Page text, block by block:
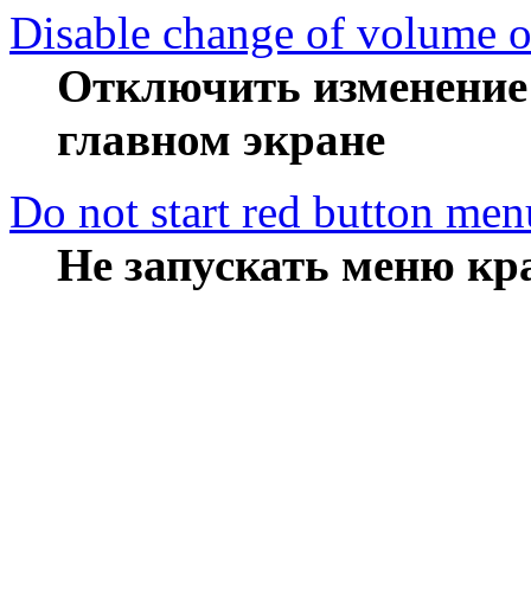
Disable change of volume
Отключить
главном экране
Do not start red button
Не запускать меню